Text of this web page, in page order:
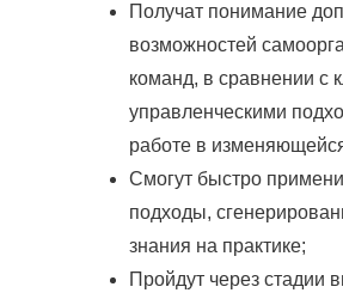
Получат понимание
возможностей
команд, в сравнении с
управленческими
работе в
Смогут быстро
подходы,
знания на практике;
Пройдут через стадии